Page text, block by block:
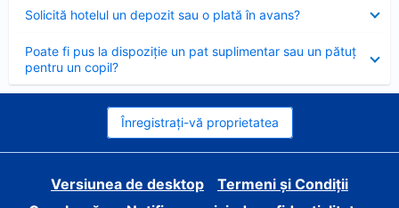
Solicită hotelul un depozit sau o plată în avans?
închis
Poate fi pus la dispoziție un pat suplimentar sau un pătuț
pentru un copil?
închis
Înregistrați-vă proprietatea
Versiunea de desktop
Termeni și Condiții